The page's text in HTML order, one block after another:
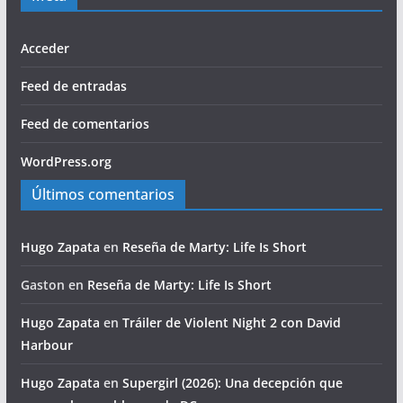
Acceder
Feed de entradas
Feed de comentarios
WordPress.org
Últimos comentarios
Hugo Zapata en Reseña de Marty: Life Is Short
Gaston en Reseña de Marty: Life Is Short
Hugo Zapata en Tráiler de Violent Night 2 con David
Harbour
Hugo Zapata en Supergirl (2026): Una decepción que